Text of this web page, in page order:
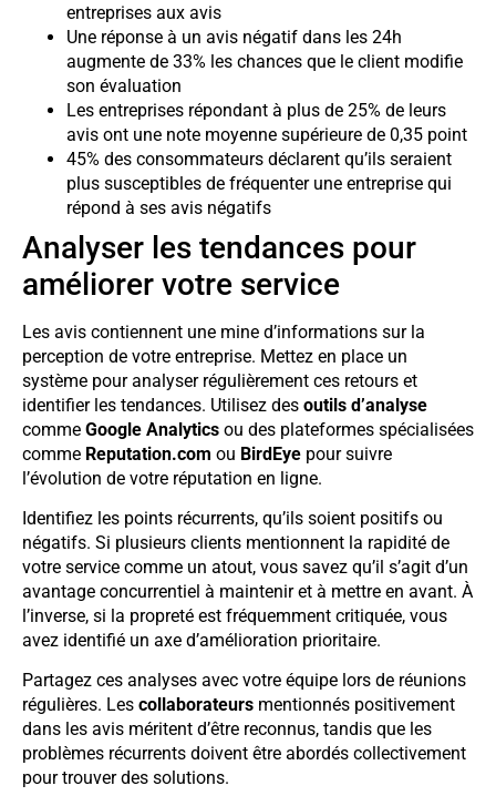
entreprises aux avis
Une réponse à un avis négatif dans les 24h
augmente de 33% les chances que le client modifie
son évaluation
Les entreprises répondant à plus de 25% de leurs
avis ont une note moyenne supérieure de 0,35 point
45% des consommateurs déclarent qu’ils seraient
plus susceptibles de fréquenter une entreprise qui
répond à ses avis négatifs
Analyser les tendances pour
améliorer votre service
Les avis contiennent une mine d’informations sur la
perception de votre entreprise. Mettez en place un
système pour analyser régulièrement ces retours et
identifier les tendances. Utilisez des outils d’analyse
comme Google Analytics ou des plateformes spécialisées
comme Reputation.com ou BirdEye pour suivre
l’évolution de votre réputation en ligne.
Identifiez les points récurrents, qu’ils soient positifs ou
négatifs. Si plusieurs clients mentionnent la rapidité de
votre service comme un atout, vous savez qu’il s’agit d’un
avantage concurrentiel à maintenir et à mettre en avant. À
l’inverse, si la propreté est fréquemment critiquée, vous
avez identifié un axe d’amélioration prioritaire.
Partagez ces analyses avec votre équipe lors de réunions
régulières. Les collaborateurs mentionnés positivement
dans les avis méritent d’être reconnus, tandis que les
problèmes récurrents doivent être abordés collectivement
pour trouver des solutions.